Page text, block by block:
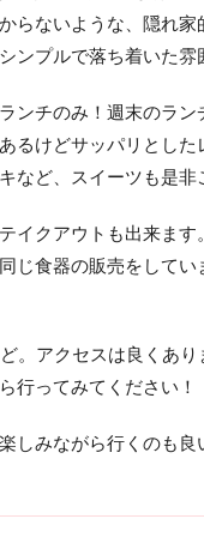
らないような、隠れ
ンプルで落ち着いた雰
ンチのみ！週末のラ
るけどサッパリとし
など、スイーツも是非
イクアウトも出来ま
じ食器の販売をして
。アクセスは良くあ
行ってみてください！
しみながら行くのも